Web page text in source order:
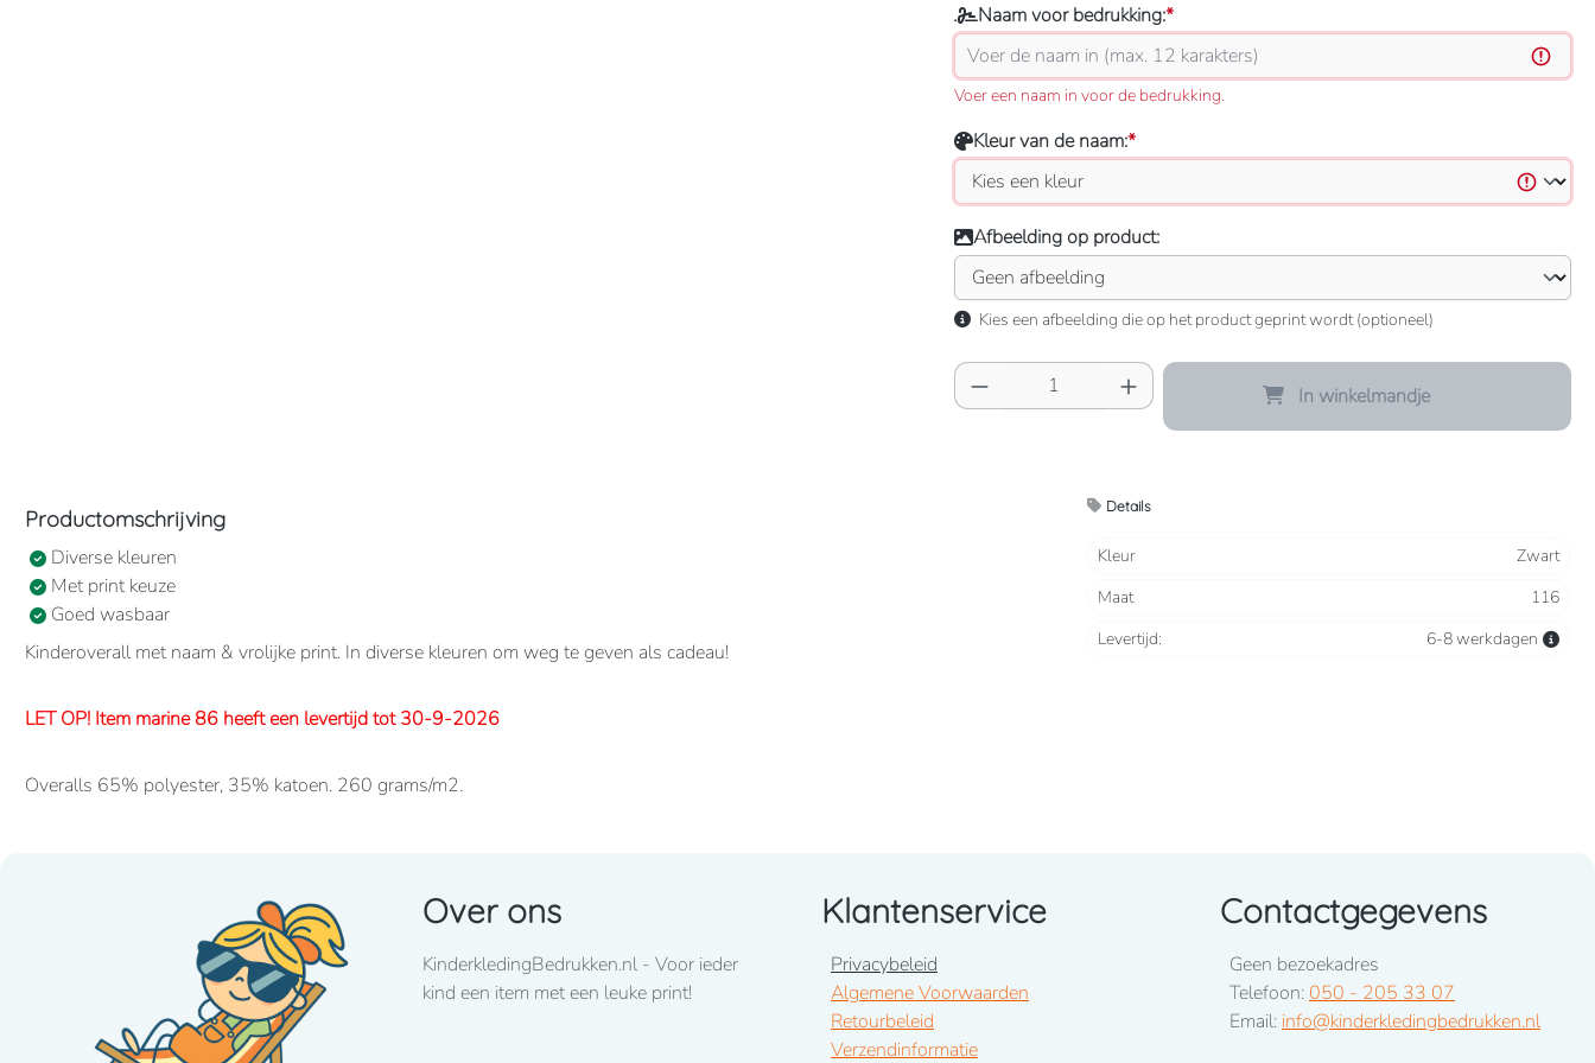
Naam voor bedrukking:*
Voer een naam in voor de bedrukking.
Kleur van de naam:*
Afbeelding op product:
Kies een afbeelding die op het product geprint wordt (optioneel)
Producthoeveelheid: Voer de gewenste
In winkelmandje
Productomschrijving
Diverse kleuren
Met print keuze
Goed wasbaar
Kinderoverall met naam & vrolijke print. In diverse kleuren om weg te geven als cadeau!
LET OP! Item marine 86 heeft een levertijd tot 30-9-2026
Overalls 65% polyester, 35% katoen. 260 grams/m2.
Lettertype wat standaard wordt toegepast: CooperBlack
Voor spoed levering dient u altijd telefonisch contact met ons op te nemen! 050-2053307
LET OP! Item fuchsia 86 heeft een lange levertijd tot eind januari 2026
Details
Kleur
Zwart
Maat
116
Levertijd:
6-8 werkdagen
Over ons
KinderkledingBedrukken.nl - Voor ieder
kind een item met een leuke print!
Klantenservice
Privacybeleid
Algemene Voorwaarden
Retourbeleid
Verzendinformatie
Contactgegevens
Geen bezoekadres
Telefoon: 050 - 205 33 07
Email: info@kinderkledingbedrukken.nl